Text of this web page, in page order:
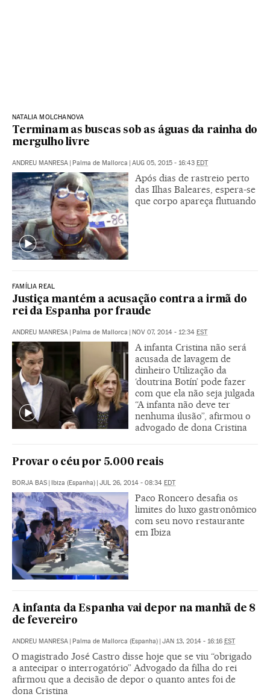
NATALIA MOLCHANOVA
Terminam as buscas sob as águas da rainha do
mergulho livre
ANDREU MANRESA | Palma de Mallorca | AUG 05, 2015 - 16:43 EDT
Após dias de rastreio perto
das Ilhas Baleares, espera-se
que corpo apareça flutuando
FAMÍLIA REAL
Justiça mantém a acusação contra a irmã do
rei da Espanha por fraude
ANDREU MANRESA | Palma de Mallorca | NOV 07, 2014 - 12:34 EST
A infanta Cristina não será
acusada de lavagem de
dinheiro Utilização da
‘doutrina Botín’ pode fazer
com que ela não seja julgada
“A infanta não deve ter
nenhuma ilusão”, afirmou o
advogado de dona Cristina
Provar o céu por 5.000 reais
BORJA BAS | Ibiza (Espanha) | JUL 26, 2014 - 08:34 EDT
Paco Roncero desafia os
limites do luxo gastronômico
com seu novo restaurante
em Ibiza
A infanta da Espanha vai depor na manhã de 8
de fevereiro
ANDREU MANRESA | Palma de Mallorca (Espanha) | JAN 13, 2014 - 16:16 EST
O magistrado José Castro disse hoje que se viu “obrigado
a antecipar o interrogatório” Advogado da filha do rei
afirmou que a decisão de depor o quanto antes foi de
dona Cristina